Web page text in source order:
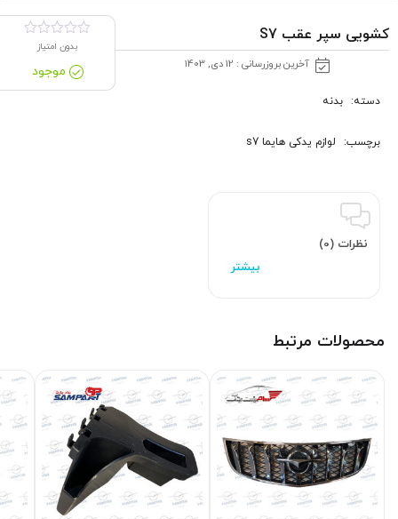
کشویی سپر عقب S7
آخرین بروزرسانی : 12 دی, 1403
بدون امتیاز
موجود
دسته: بدنه
برچسب: لوازم یدکی هایما s7
نظرات (0)
محصولات مرتبط